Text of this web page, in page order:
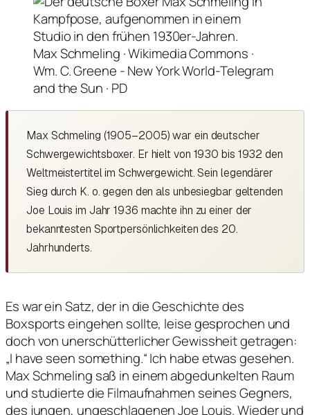
Max Schmeling · Wikimedia Commons ·
Wm. C. Greene - New York World-Telegram
and the Sun · PD
Max Schmeling (1905–2005) war ein deutscher
Schwergewichtsboxer. Er hielt von 1930 bis 1932 den
Weltmeistertitel im Schwergewicht. Sein legendärer
Sieg durch K. o. gegen den als unbesiegbar geltenden
Joe Louis im Jahr 1936 machte ihn zu einer der
bekanntesten Sportpersönlichkeiten des 20.
Jahrhunderts.
Es war ein Satz, der in die Geschichte des
Boxsports eingehen sollte, leise gesprochen und
doch von unerschütterlicher Gewissheit getragen:
„I have seen something.“ Ich habe etwas gesehen.
Max Schmeling saß in einem abgedunkelten Raum
und studierte die Filmaufnahmen seines Gegners,
des jungen, ungeschlagenen Joe Louis. Wieder und